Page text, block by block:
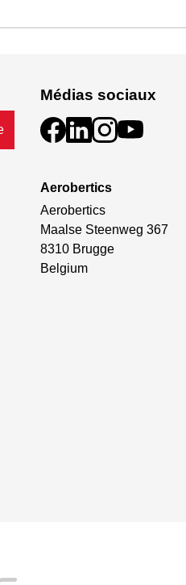
Médias sociaux
Aerobertics
Aerobertics
Maalse Steenweg 367
8310 Brugge
Belgium